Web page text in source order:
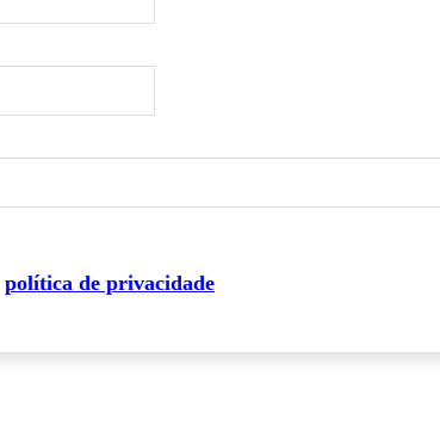
política de privacidade